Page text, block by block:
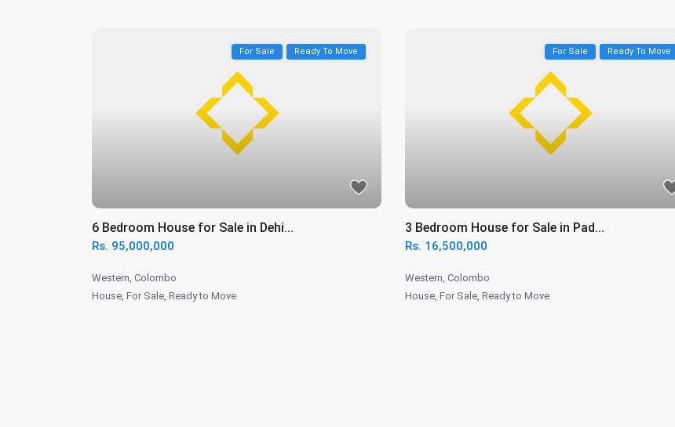
For Sale Ready To Move
6 Bedroom House for Sale in Dehi...
Rs. 95,000,000
Western, Colombo
House, For Sale, Ready to Move
For Sale Ready To Move
3 Bedroom House for Sale in Pad...
Rs. 16,500,000
Western, Colombo
House, For Sale, Ready to Move